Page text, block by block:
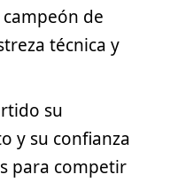
campeón de
técnica y
su
y su confianza
para competir